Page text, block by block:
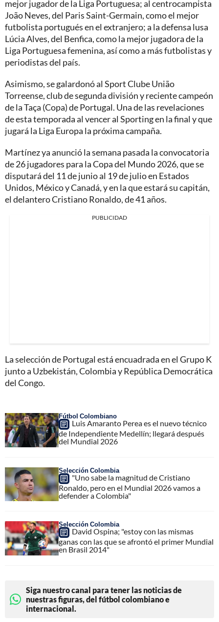
mejor jugador de la Liga Portuguesa; al centrocampista
João Neves, del Paris Saint-Germain, como el mejor
futbolista portugués en el extranjero; a la defensa lusa
Lúcia Alves, del Benfica, como la mejor jugadora de la
Liga Portuguesa femenina, así como a más futbolistas y
periodistas del país.
Asimismo, se galardonó al Sport Clube União
Torreense, club de segunda división y reciente campeón
de la Taça (Copa) de Portugal. Una de las revelaciones
de esta temporada al vencer al Sporting en la final y que
jugará la Liga Europa la próxima campaña.
Martínez ya anunció la semana pasada la convocatoria
de 26 jugadores para la Copa del Mundo 2026, que se
disputará del 11 de junio al 19 de julio en Estados
Unidos, México y Canadá, y en la que estará su capitán,
el delantero Cristiano Ronaldo, de 41 años.
PUBLICIDAD
La selección de Portugal está encuadrada en el Grupo K
junto a Uzbekistán, Colombia y República Democrática
del Congo.
Fútbol Colombiano
Luis Amaranto Perea es el nuevo técnico
de Independiente Medellín; llegará después
del Mundial 2026
Selección Colombia
"Uno sabe la magnitud de Cristiano
Ronaldo, pero en el Mundial 2026 vamos a
defender a Colombia"
Selección Colombia
David Ospina; "estoy con las mismas
ganas con las que se afrontó el primer Mundial
en Brasil 2014"
Siga nuestro canal para tener las noticias de
nuestras figuras, del fútbol colombiano e
internacional.